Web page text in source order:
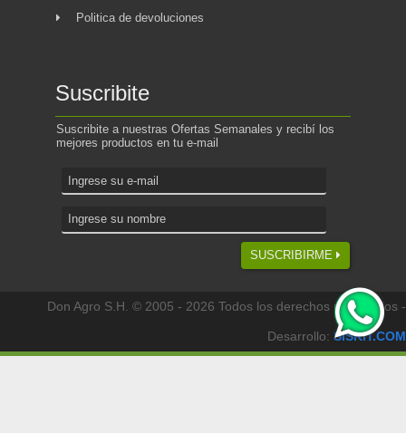
Politica de devoluciones
Suscribite
Suscribite a nuestras Ofertas Semanales y recibí los
mejores productos en tu e-mail
SUSCRIBIRME
Don Agro S.H. © 2005 - 2026 Todos los derechos reservados -
Desarrollo: SISKIT.COM